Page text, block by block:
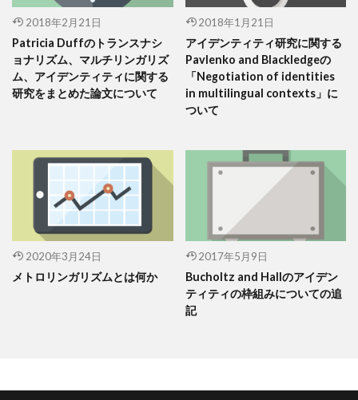
2018年2月21日
Patricia Duffのトランスナシ
ョナリズム、マルチリンガリズ
ム、アイデンティティに関する
研究をまとめた論文について
2018年1月21日
アイデンティティ研究に関する
Pavlenko and Blackledgeの
「Negotiation of identities
in multilingual contexts」に
ついて
2020年3月24日
メトロリンガリズムとは何か
2017年5月9日
Bucholtz and Hallのアイデン
ティティの枠組みについての追
記